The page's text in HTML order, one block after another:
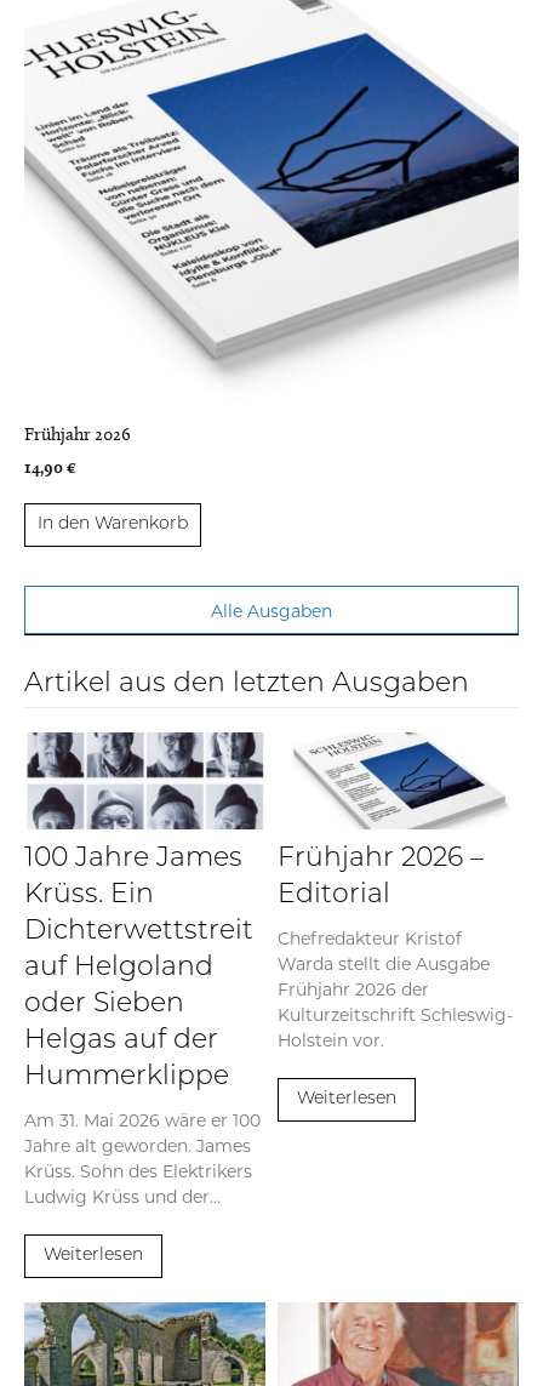
Artikel aus den letzten Ausgaben
100 Jahre James
Krüss. Ein
Dichterwettstreit
auf Helgoland
oder Sieben
Helgas auf der
Hummerklippe
Am 31. Mai 2026 wäre er 100
Jahre alt geworden. James
Krüss. Sohn des Elektrikers
Ludwig Krüss und der...
Weiterlesen
Frühjahr 2026 –
Editorial
Chefredakteur Kristof
Warda stellt die Ausgabe
Frühjahr 2026 der
Kulturzeitschrift Schleswig-
Holstein vor.
Weiterlesen
Frühjahr 2026
14,90€
In den Warenkorb
Alle Ausgaben